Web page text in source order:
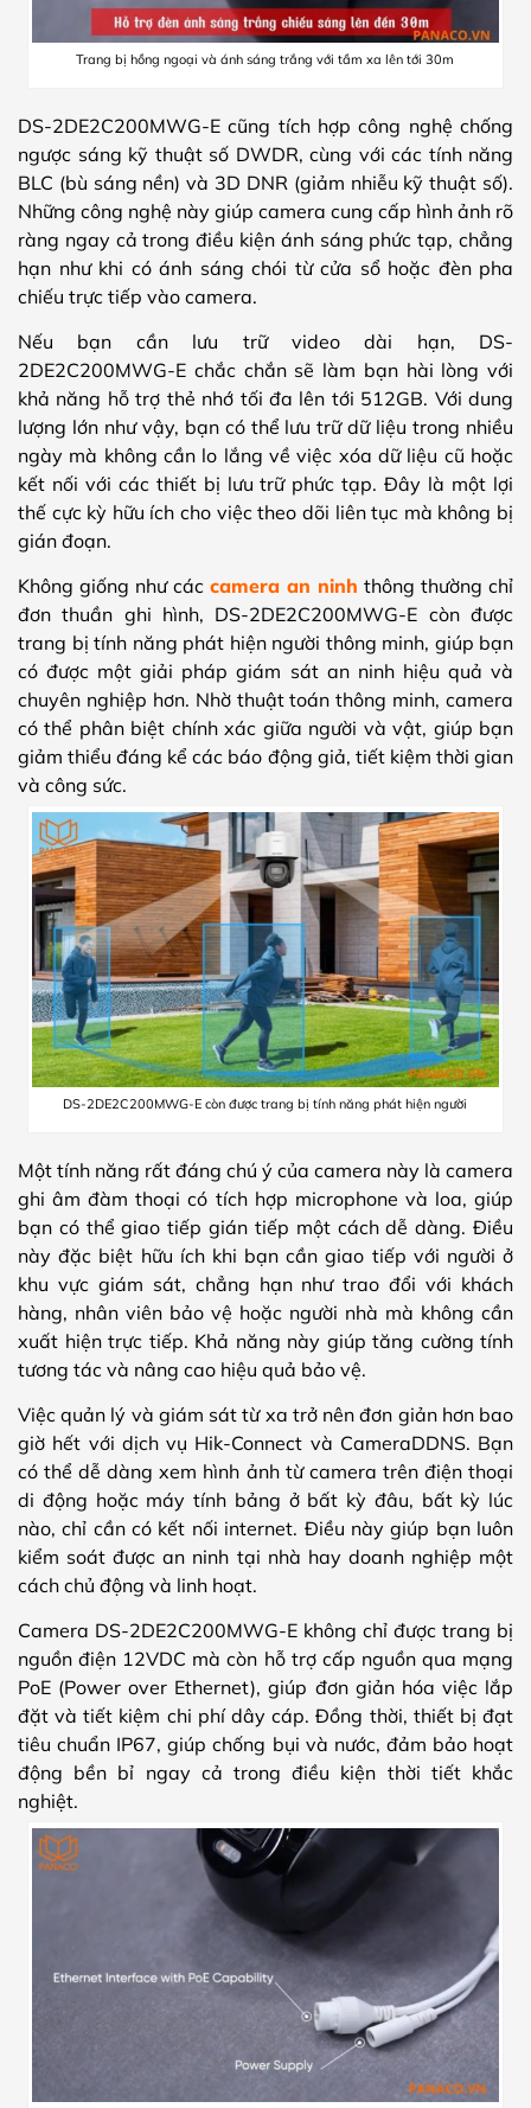
Trang bị hồng ngoại và ánh sáng trắng với tầm xa lên tới 30m
DS-2DE2C200MWG-E cũng tích hợp công nghệ chống
ngược sáng kỹ thuật số DWDR, cùng với các tính năng
BLC (bù sáng nền) và 3D DNR (giảm nhiễu kỹ thuật số).
Những công nghệ này giúp camera cung cấp hình ảnh rõ
ràng ngay cả trong điều kiện ánh sáng phức tạp, chẳng
hạn như khi có ánh sáng chói từ cửa sổ hoặc đèn pha
chiếu trực tiếp vào camera.
Nếu bạn cần lưu trữ video dài hạn, DS-
2DE2C200MWG-E chắc chắn sẽ làm bạn hài lòng với
khả năng hỗ trợ thẻ nhớ tối đa lên tới 512GB. Với dung
lượng lớn như vậy, bạn có thể lưu trữ dữ liệu trong nhiều
ngày mà không cần lo lắng về việc xóa dữ liệu cũ hoặc
kết nối với các thiết bị lưu trữ phức tạp. Đây là một lợi
thế cực kỳ hữu ích cho việc theo dõi liên tục mà không bị
gián đoạn.
Không giống như các camera an ninh thông thường chỉ
đơn thuần ghi hình, DS-2DE2C200MWG-E còn được
trang bị tính năng phát hiện người thông minh, giúp bạn
có được một giải pháp giám sát an ninh hiệu quả và
chuyên nghiệp hơn. Nhờ thuật toán thông minh, camera
có thể phân biệt chính xác giữa người và vật, giúp bạn
giảm thiểu đáng kể các báo động giả, tiết kiệm thời gian
và công sức.
DS-2DE2C200MWG-E còn được trang bị tính năng phát hiện người
Một tính năng rất đáng chú ý của camera này là camera
ghi âm đàm thoại có tích hợp microphone và loa, giúp
bạn có thể giao tiếp gián tiếp một cách dễ dàng. Điều
này đặc biệt hữu ích khi bạn cần giao tiếp với người ở
khu vực giám sát, chẳng hạn như trao đổi với khách
hàng, nhân viên bảo vệ hoặc người nhà mà không cần
xuất hiện trực tiếp. Khả năng này giúp tăng cường tính
tương tác và nâng cao hiệu quả bảo vệ.
Việc quản lý và giám sát từ xa trở nên đơn giản hơn bao
giờ hết với dịch vụ Hik-Connect và CameraDDNS. Bạn
có thể dễ dàng xem hình ảnh từ camera trên điện thoại
di động hoặc máy tính bảng ở bất kỳ đâu, bất kỳ lúc
nào, chỉ cần có kết nối internet. Điều này giúp bạn luôn
kiểm soát được an ninh tại nhà hay doanh nghiệp một
cách chủ động và linh hoạt.
Camera DS-2DE2C200MWG-E không chỉ được trang bị
nguồn điện 12VDC mà còn hỗ trợ cấp nguồn qua mạng
PoE (Power over Ethernet), giúp đơn giản hóa việc lắp
đặt và tiết kiệm chi phí dây cáp. Đồng thời, thiết bị đạt
tiêu chuẩn IP67, giúp chống bụi và nước, đảm bảo hoạt
động bền bỉ ngay cả trong điều kiện thời tiết khắc
nghiệt.